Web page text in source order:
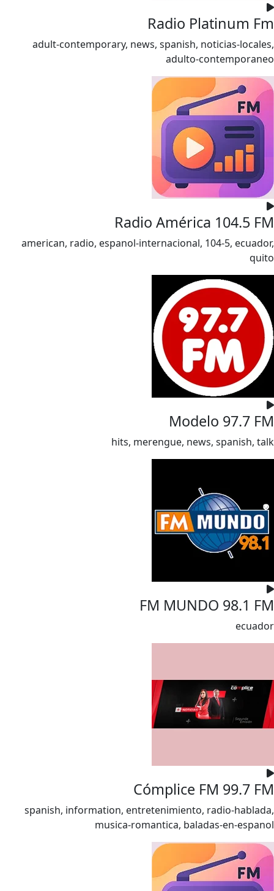
Radio Platinum Fm
adult-contemporary, news, spanish, noticias-locales,
adulto-contemporaneo
Radio América 104.5 FM
american, radio, espanol-internacional, 104-5, ecuador,
quito
Modelo 97.7 FM
hits, merengue, news, spanish, talk
FM MUNDO 98.1 FM
ecuador
Cómplice FM 99.7 FM
spanish, information, entretenimiento, radio-hablada,
musica-romantica, baladas-en-espanol